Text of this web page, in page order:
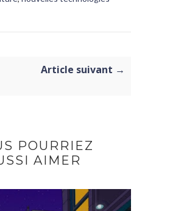
Article suivant →
POURRIEZ
AIMER